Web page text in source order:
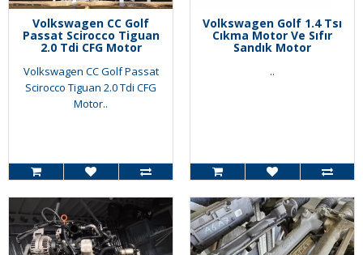
Volkswagen CC Golf
Passat Scirocco Tiguan
2.0 Tdi CFG Motor
Volkswagen CC Golf Passat
Scirocco Tiguan 2.0 Tdi CFG
Motor..
Volkswagen Golf 1.4 Tsı
Cıkma Motor Ve Sıfır
Sandık Motor
..